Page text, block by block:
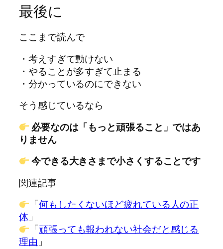
最後に
ここまで読んで
・考えすぎて動けない
・やることが多すぎて止まる
・分かっているのにできない
そう感じているなら
必要なのは「もっと頑張ること」ではあ
りません
今できる大きさまで小さくすることです
関連記事
「何もしたくないほど疲れている人の正
体」
「頑張っても報われない社会だと感じる
理由 」